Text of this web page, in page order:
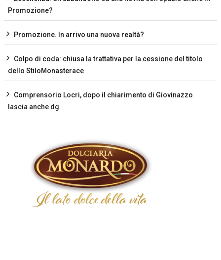
Promozione?
Promozione. In arrivo una nuova realtà?
Colpo di coda: chiusa la trattativa per la cessione del titolo
dello StiloMonasterace
Comprensorio Locri, dopo il chiarimento di Giovinazzo
lascia anche dg